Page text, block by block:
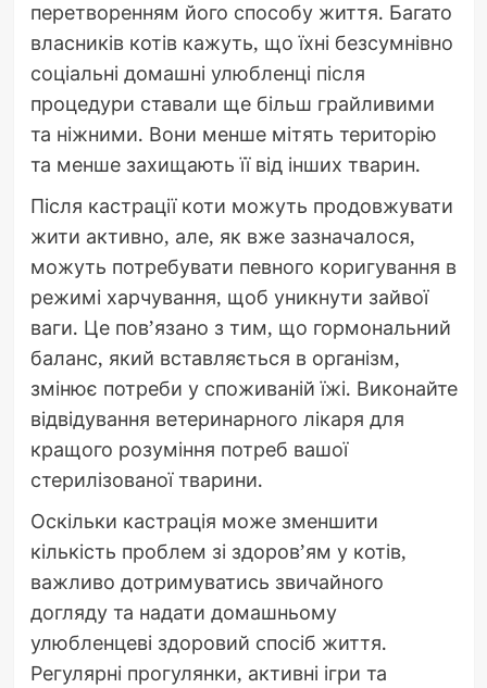
перетворенням його способу життя. Багато
власників котів кажуть, що їхні безсумнівно
соціальні домашні улюбленці після
процедури ставали ще більш грайливими
та ніжними. Вони менше мітять територію
та менше захищають її від інших тварин.
Після кастрації коти можуть продовжувати
жити активно, але, як вже зазначалося,
можуть потребувати певного коригування в
режимі харчування, щоб уникнути зайвої
ваги. Це пов’язано з тим, що гормональний
баланс, який вставляється в організм,
змінює потреби у споживаній їжі. Виконайте
відвідування ветеринарного лікаря для
кращого розуміння потреб вашої
стерилізованої тварини.
Оскільки кастрація може зменшити
кількість проблем зі здоров’ям у котів,
важливо дотримуватись звичайного
догляду та надати домашньому
улюбленцеві здоровий спосіб життя.
Регулярні прогулянки, активні ігри та